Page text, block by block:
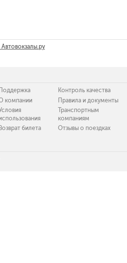
Поддержка
компании
Возврат билета
Контроль качества
Правила и документы
Транспортным
компаниям
Отзывы о поездках